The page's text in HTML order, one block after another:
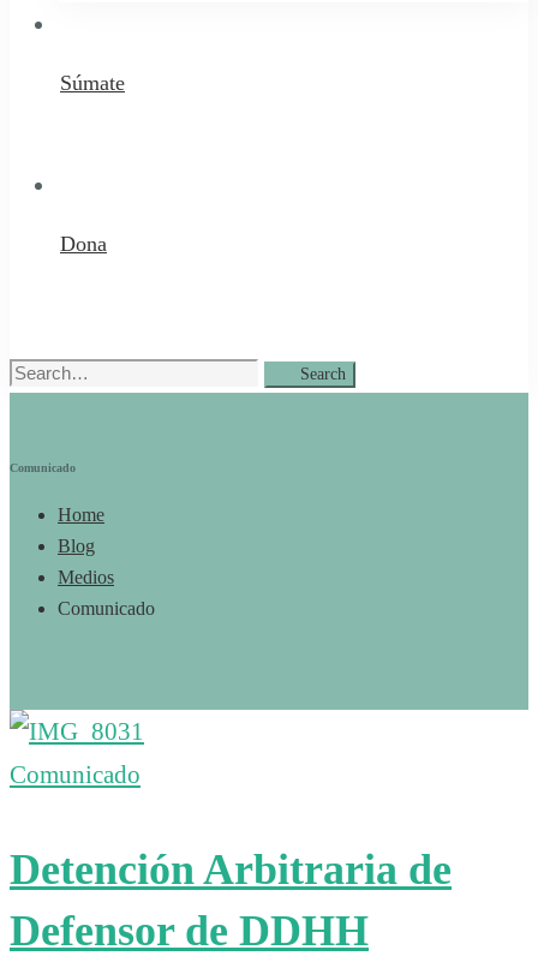
Súmate
Dona
Search
Search
Comunicado
Home
Blog
Medios
Comunicado
Comunicado
Detención Arbitraria de
Defensor de DDHH